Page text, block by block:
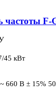
частоты F-
45 кВт
660 В ± 15%